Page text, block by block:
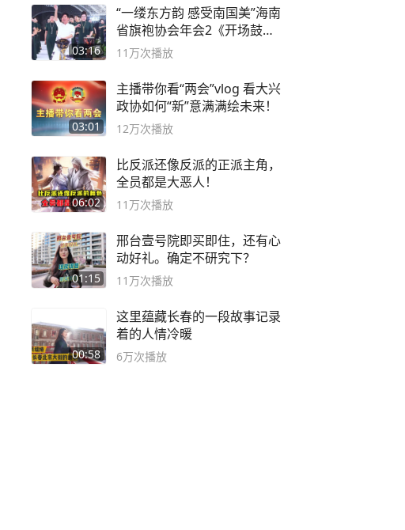
03:16
“一缕东方韵 感受南国美”海南
省旗袍协会年会2《开场鼓》
二团
11万次播放
03:01
主播带你看“两会”vlog 看大兴
政协如何“新”意满满绘未来！
12万次播放
06:02
比反派还像反派的正派主角，
全员都是大恶人！
11万次播放
01:15
邢台壹号院即买即住，还有心
动好礼。确定不研究下？
11万次播放
00:58
这里蕴藏长春的一段故事记录
着的人情冷暖
6万次播放